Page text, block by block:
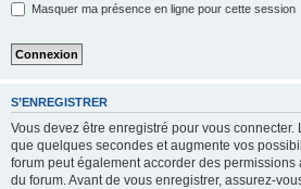
Masquer ma présence en ligne pour cette session
S’ENREGISTRER
Vous devez être enregistré pour vous connecter.
que quelques secondes et augmente vos
forum peut également accorder des
du forum. Avant de vous enregistrer, assurez-